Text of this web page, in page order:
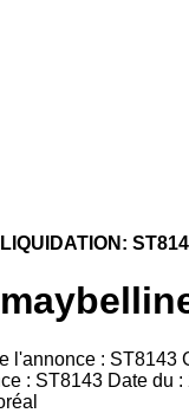
l'annonce : ST8143
: ST8143 Date du